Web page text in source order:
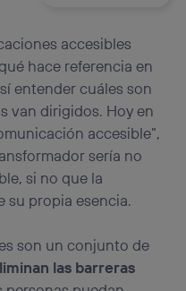
accesibles
hace referencia en
entender cuáles son
van dirigidos. Hoy en
accesible”,
sería no
si no que la
su propia esencia.
son un conjunto de
las barreras